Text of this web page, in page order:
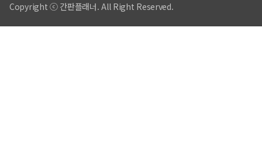
Copyright ⓒ 간판플래너. All Right Reserved.